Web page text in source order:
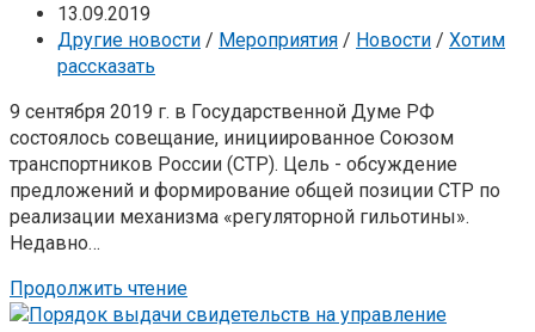
13.09.2019
Другие новости / Мероприятия / Новости / Хотим
рассказать
9 сентября 2019 г. в Государственной Думе РФ
состоялось совещание, инициированное Союзом
транспортников России (СТР). Цель - обсуждение
предложений и формирование общей позиции СТР по
реализации механизма «регуляторной гильотины».
Недавно…
Продолжить чтение